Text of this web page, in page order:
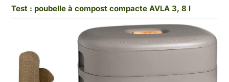
Test : poubelle à compost compacte AVLA 3, 8 l